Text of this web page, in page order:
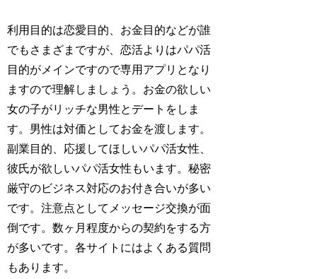
利用目的は恋愛目的、お金目的などが誰
でもさまざまですが、恋活よりはパパ活
目的がメインですので専用アプリとなり
ますので理解しましょう。お金の欲しい
女の子がリッチな男性とデートをしま
す。男性は対価としてお金を渡します。
副業目的、応援してほしいパパ活女性、
彼氏が欲しいパパ活女性もいます。秘密
厳守のビジネス対応のお付き合いが多い
です。注意点としてメッセージ交換が面
倒です。数ヶ月程度からの契約をする方
が多いです。各サイトにはよくある質問
もあります。